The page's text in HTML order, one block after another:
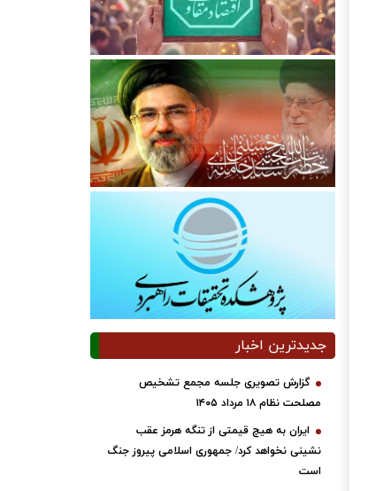
جدیدترین اخبار
گزارش تصویری جلسه مجمع تشخیص
مصلحت نظام ۱۸ مرداد ۱۴۰۵
ایران به هیچ قیمتی از تنگه هرمز عقب
نشینی نخواهد کرد/ جمهوری اسلامی پیروز جنگ
است